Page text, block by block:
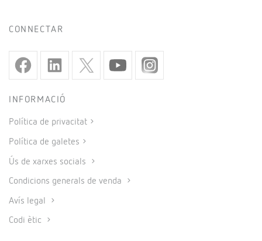
CONNECTAR
INFORMACIÓ
Política de privacitat
Política de galetes
Ús de xarxes socials
Condicions generals de venda
Avís legal
Codi ètic